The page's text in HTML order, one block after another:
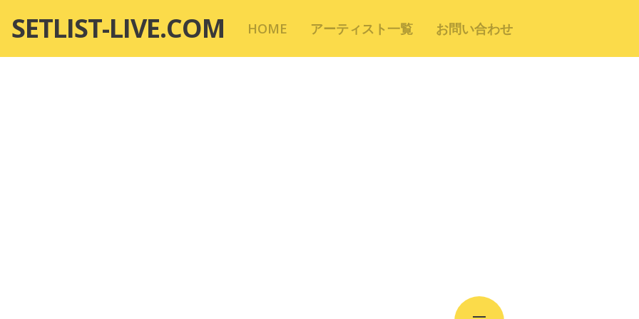
テ
SETLIST-LIVE.COM HOME アーティスト一覧 お問い合わせ